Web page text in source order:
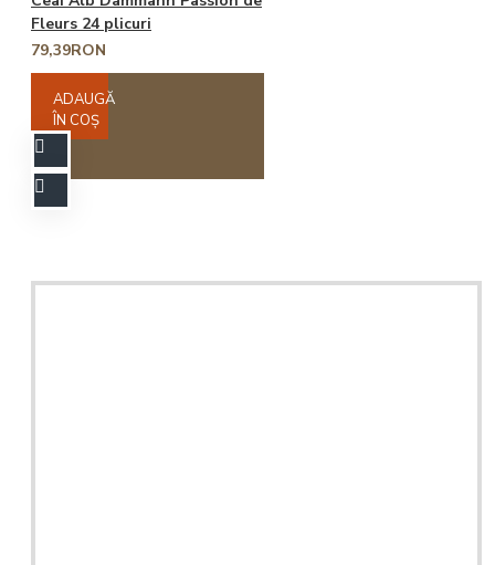
Fleurs 24 plicuri
79,39RON
ADAUGĂ
ÎN COŞ